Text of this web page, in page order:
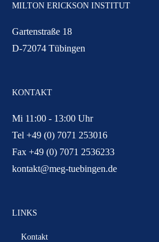
MILTON ERICKSON INSTITUT
Gartenstraße 18
D-72074 Tübingen
KONTAKT
Mi 11:00 - 13:00 Uhr
Tel +49 (0) 7071 253016
Fax +49 (0) 7071 2536233
kontakt@meg-tuebingen.de
LINKS
Kontakt